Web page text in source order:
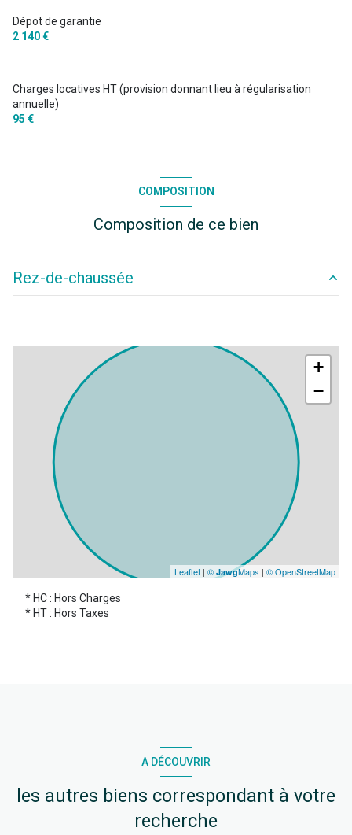
Dépot de garantie
2 140 €
Charges locatives HT (provision donnant lieu à régularisation
annuelle)
95 €
COMPOSITION
Composition de ce bien
Rez-de-chaussée
salle 31.29 m²
1.9 m²
+
−
Leaflet | © JawgMaps | © OpenStreetMap
* HC : Hors Charges
* HT : Hors Taxes
A DÉCOUVRIR
les autres biens correspondant à votre
recherche